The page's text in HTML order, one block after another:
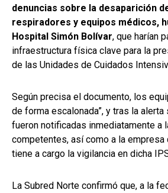
denuncias sobre la desaparición
respiradores y equipos médicos,
Hospital Simón Bolívar, que harían
infraestructura física clave para la
de las Unidades de Cuidados
Según precisa el documento, los
de forma escalonada”, y tras la
fueron notificadas inmediatamente a
competentes, así como a la empresa
tiene a cargo la vigilancia en dicha
La Subred Norte confirmó que, a la